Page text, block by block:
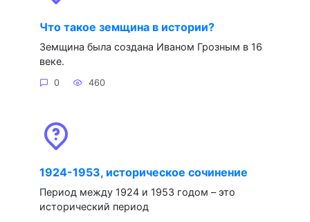
Что такое земщина в истории?
Земщина была создана Иваном Грозным в 16
веке.
0 460
1924-1953, историческое сочинение
Период между 1924 и 1953 годом – это
исторический период